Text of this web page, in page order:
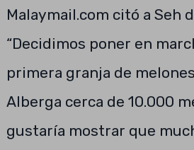
Malaymail.com citó a Seh
“Decidimos poner en
primera granja de
Alberga cerca de 10.000
gustaría mostrar que